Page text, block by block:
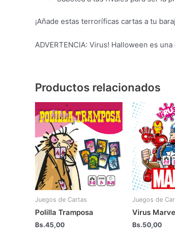
¡Añade estas terroríficas cartas a tu
ADVERTENCIA: Virus! Halloween es
Productos relacionados
Juegos de Cartas
Polilla Tramposa
Bs.45,00
Juegos de
Virus
Bs.50,00